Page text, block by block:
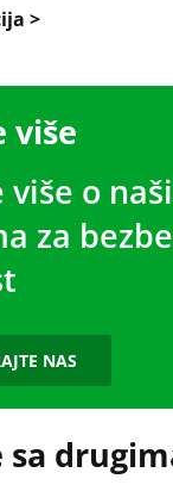
>
više
više o
za
NAS
sa